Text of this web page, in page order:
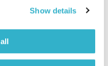
Show details
עוצמתיות מתחום הספורט.
וקפטנית נבחרת ישראל בכדורגל,